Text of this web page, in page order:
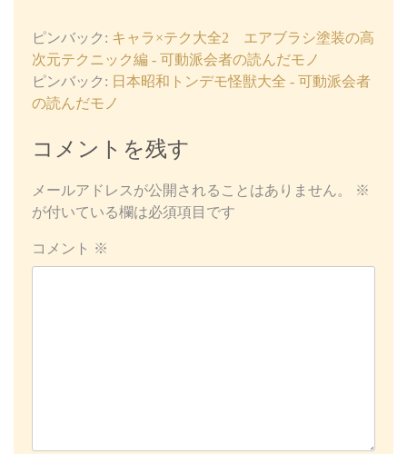
ピンバック: キャラ×テク大全2 エアブラシ塗装の高
次元テクニック編 - 可動派会者の読んだモノ
ピンバック: 日本昭和トンデモ怪獣大全 - 可動派会者
の読んだモノ
コメントを残す
メールアドレスが公開されることはありません。
※
が付いている欄は必須項目です
コメント ※